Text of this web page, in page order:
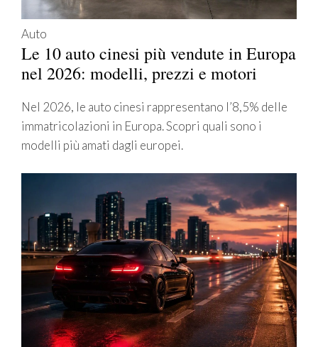
Auto
Le 10 auto cinesi più vendute in Europa
nel 2026: modelli, prezzi e motori
Nel 2026, le auto cinesi rappresentano l’8,5% delle
immatricolazioni in Europa. Scopri quali sono i
modelli più amati dagli europei.